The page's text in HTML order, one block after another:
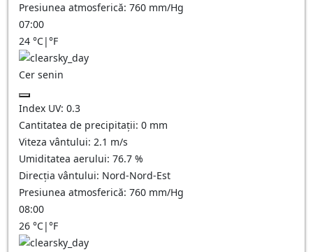
Presiunea atmosferică: 760 mm/Hg
07:00
24 °C|°F
Cer senin
Index UV: 0.3
Cantitatea de precipitații: 0 mm
Viteza vântului: 2.1 m/s
Umiditatea aerului: 76.7 %
Direcția vântului: Nord-Nord-Est
Presiunea atmosferică: 760 mm/Hg
08:00
26 °C|°F